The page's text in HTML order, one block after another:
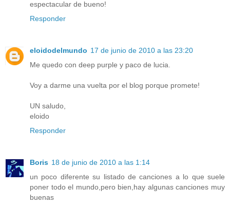
espectacular de bueno!
Responder
eloidodelmundo 17 de junio de 2010 a las 23:20
Me quedo con deep purple y paco de lucia.
Voy a darme una vuelta por el blog porque promete!
UN saludo,
eloido
Responder
Boris 18 de junio de 2010 a las 1:14
un poco diferente su listado de canciones a lo que suele
poner todo el mundo,pero bien,hay algunas canciones muy
buenas